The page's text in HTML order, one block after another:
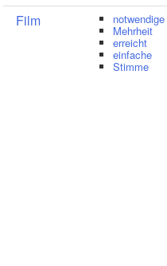
Film notwendige
Mehrheit
erreicht
einfache
Stimme